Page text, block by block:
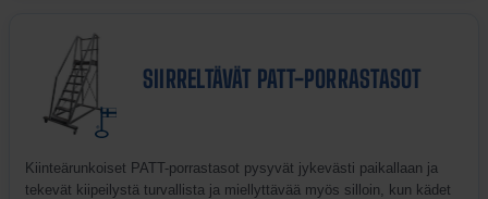
SIIRRELTÄVÄT PATT-PORRASTASOT
Kiinteärunkoiset PATT-porrastasot pysyvät jykevästi paikallaan ja
tekevät kiipeilystä turvallista ja miellyttävää myös silloin, kun kädet